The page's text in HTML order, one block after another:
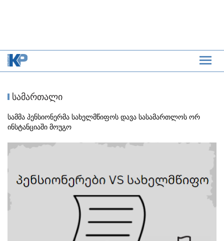
სამართალი
სამმა პენსიონერმა სახელმწიფოს დავა სასამართლოს ორ
ინსტანციაში მოუგო